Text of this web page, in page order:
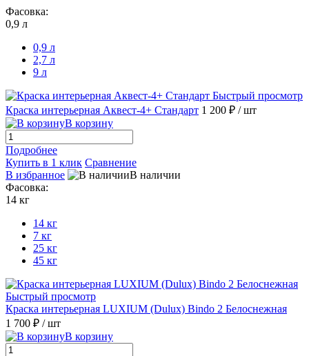
Фасовка:
0,9 л
0,9 л
2,7 л
9 л
Быстрый просмотр
Краска интерьерная Аквест-4+ Стандарт 1 200 ₽ / шт
В корзину
Подробнее
Купить в 1 клик Сравнение
В избранное
В наличии
Фасовка:
14 кг
14 кг
7 кг
25 кг
45 кг
Быстрый просмотр
Краска интерьерная LUXIUM (Dulux) Bindo 2 Белоснежная
1 700 ₽ / шт
В корзину